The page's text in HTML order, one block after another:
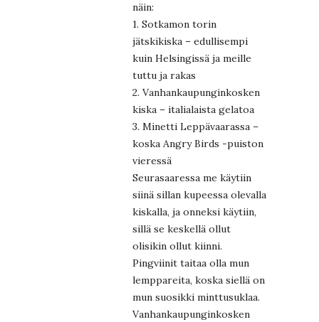
näin:
1. Sotkamon torin
jätskikiska – edullisempi
kuin Helsingissä ja meille
tuttu ja rakas
2. Vanhankaupunginkosken
kiska – italialaista gelatoa
3. Minetti Leppävaarassa –
koska Angry Birds -puiston
vieressä
Seurasaaressa me käytiin
siinä sillan kupeessa olevalla
kiskalla, ja onneksi käytiin,
sillä se keskellä ollut
olisikin ollut kiinni.
Pingviinit taitaa olla mun
lemppareita, koska siellä on
mun suosikki minttusuklaa.
Vanhankaupunginkosken